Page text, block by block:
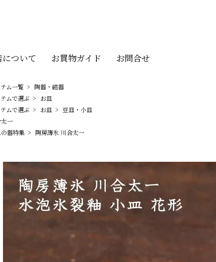
について お買物ガイド お問合せ
ム一覧 > 陶器・磁器
ムで選ぶ > お皿
ムで選ぶ > お皿 > 豆皿・小皿
一
器特集 > 陶房薄氷 川合太一